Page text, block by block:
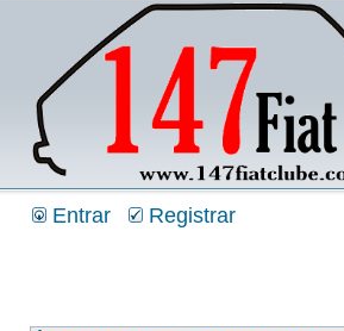
Entrar Registrar